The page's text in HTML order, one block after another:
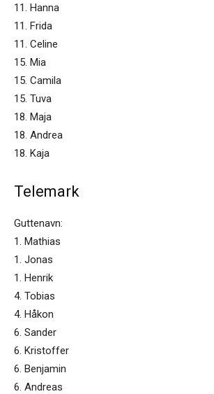
11. Hanna
11. Frida
11. Celine
15. Mia
15. Camila
15. Tuva
18. Maja
18. Andrea
18. Kaja
Telemark
Guttenavn:
1. Mathias
1. Jonas
1. Henrik
4. Tobias
4. Håkon
6. Sander
6. Kristoffer
6. Benjamin
6. Andreas